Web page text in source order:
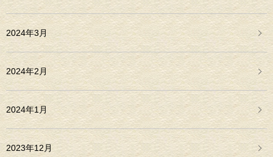
2024年3月
2024年2月
2024年1月
2023年12月